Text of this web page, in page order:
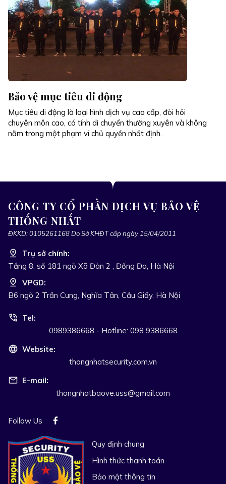
Bảo vệ mục tiêu di động
Mục tiêu di động là loại hình dịch vụ cao cấp, đòi hỏi
chuyên môn cao, có tính di chuyển thường xuyên và không
nằm trong một phạm vi chủ quyền nhất định.
CÔNG TY CỔ PHẦN DỊCH VỤ BẢO VỆ
THỐNG NHẤT
ĐKKD: 0105261168 Do Sở KHĐT cấp ngày 15/04/2011
Trụ sở chính:
Tầng 8, số 181 ngõ Xã Đàn 2 , Đống Đa, Hà Nội
VPGD:
B6 ngõ 2 Trần Cung, Nghĩa Tân, Cầu Giấy, Hà Nội
Tel:
0989386668 - Hotline: 098 9386668
Website:
thongnhatsecurity.com.vn
E-mail:
thongnhatbaove.uss@gmail.com
Follow Us
Quy định chung
Hình thức thanh toán
Bảo mật thông tin